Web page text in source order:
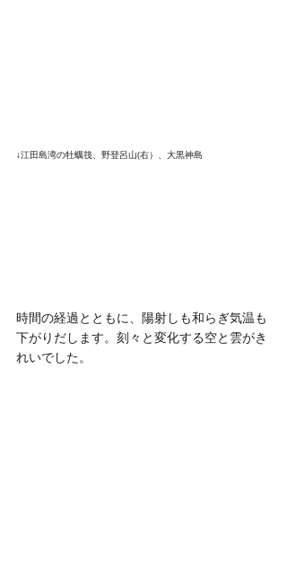
↓江田島湾の牡蠣筏、野登呂山(右）、大黒神島
時間の経過とともに、陽射しも和らぎ気温も
下がりだします。刻々と変化する空と雲がき
れいでした。